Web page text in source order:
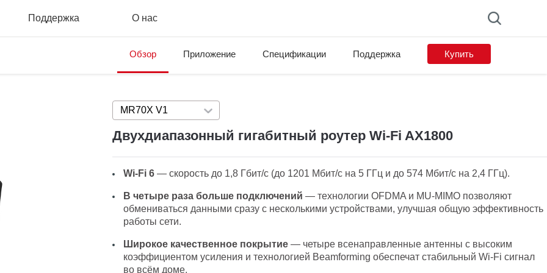
Поддержка О нас
Обзор Приложение Спецификации Поддержка Купить
MR70X V1 Press enter to open version list
Двухдиапазонный гигабитный роутер Wi‑Fi AX1800
Wi-Fi 6— скорость до 1,8 Гбит/с (до 1201 Мбит/с на 5 ГГц и до 574 Мбит/с на 2,4 ГГц).
В четыре раза больше подключений — технологии OFDMA и MU-MIMO позволяют
обмениваться данными сразу с несколькими устройствами, улучшая общую эффективность
работы сети.
Широкое качественное покрытие— четыре всенаправленные антенны с высоким
коэффициентом усиления и технологией Beamforming обеспечат стабильный Wi‑Fi сигнал
во всём доме.